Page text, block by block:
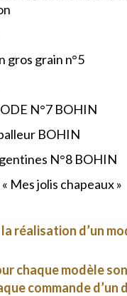
gros grain n°5
N°7 BOHIN
BOHIN
N°8 BOHIN
Mes jolis chapeaux »
réalisation d’un
chaque modèle
commande d’un